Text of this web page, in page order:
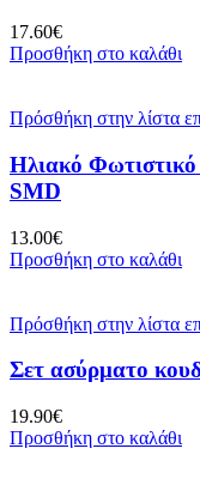
17.60€
Προσθήκη στο καλάθι
Πρόσθήκη στην λίστα
Ηλιακό
SMD
13.00€
Προσθήκη στο καλάθι
Πρόσθήκη στην λίστα
Σετ ασύρματο
19.90€
Προσθήκη στο καλάθι